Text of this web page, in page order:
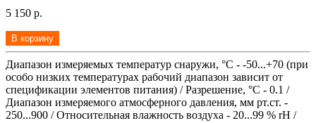
5 150 р.
В корзину
Диапазон измеряемых температур снаружи, °С - -50...+70 (при
особо низких температурах рабочий диапазон зависит от
спецификации элементов питания) / Разрешение, °С - 0.1 /
Диапазон измеряемого атмосферного давления, мм рт.ст. -
250...900 / Относительная влажность воздуха - 20...99 % rH /